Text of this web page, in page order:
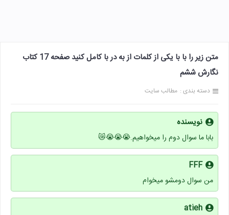
متن زیر را با با یکی از کلمات از به در با کامل کنید صفحه 17 کتاب
نگارش ششم
دسته بندی : مطالب سایت
نویسنده
بابا ما سوال دوم را میخواهیم.😭😭😭😿
FFF
من سوال دومشو میخوام
atieh